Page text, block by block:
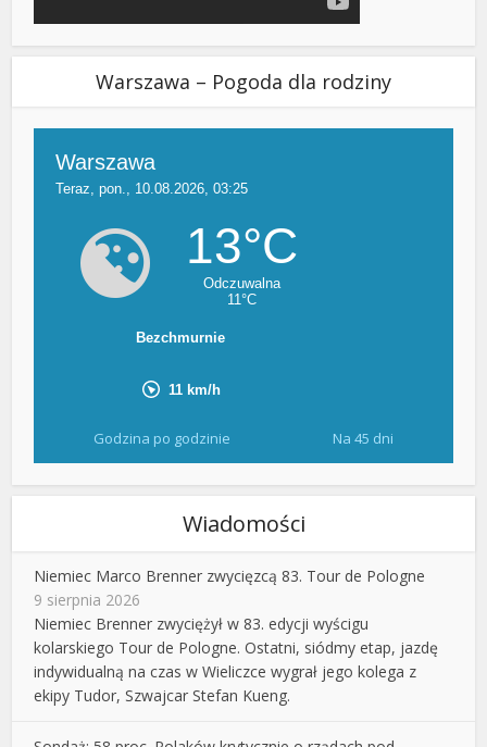
Warszawa – Pogoda dla rodziny
Godzina po godzinie Na 45 dni
Wiadomości
Niemiec Marco Brenner zwycięzcą 83. Tour de Pologne
9 sierpnia 2026
Niemiec Brenner zwyciężył w 83. edycji wyścigu
kolarskiego Tour de Pologne. Ostatni, siódmy etap, jazdę
indywidualną na czas w Wieliczce wygrał jego kolega z
ekipy Tudor, Szwajcar Stefan Kueng.